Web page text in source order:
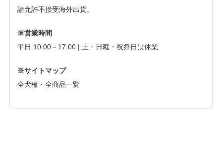
請允許不接受海外出貨。
※営業時間
平日 10:00－17:00 | 土・日曜・祝祭日は休業
※サイトマップ
全犬種・全商品一覧